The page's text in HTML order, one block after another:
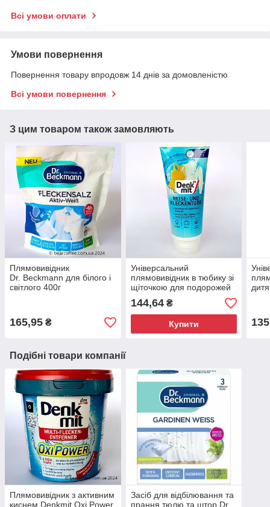
Всі умови оплати
Умови повернення
Повернення товару впродовж 14 днів за домовленістю
Всі умови повернення
З цим товаром також замовляють
Плямовивідник
Dr. Beckmann для білого і
світлого 400г
165,95 ₴
Універсальний
плямовивідник в тюбику зі
щіточкою для подорожей
Denkmit Reise und Flecken
Tube 200 мл Німеччина
144,64₴
Купити 135
Подібні товари компанії
Плямовивідник з активним
киснем Denkmit Oxi Power
Засіб для відбілювання та
прання тюлю та штор Dr.